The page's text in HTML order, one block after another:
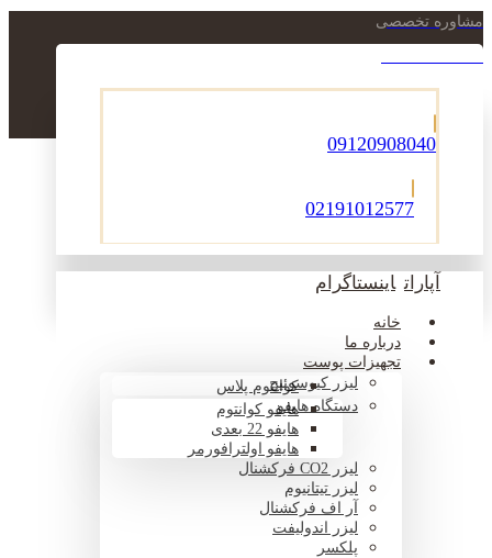
مشاوره تخصصی
09120908040
02191012577
آپارات اینستاگرام
خانه
درباره ما
تجهیزات پوست
لیزر کیوسوئیچکوانتوم پلاس
دستگاه هایفوهایفو کوانتوم
هایفو 22 بعدی
هایفو اولترافورمر
لیزر CO2 فرکشنال
لیزر تیتانیوم
آر اف فرکشنال
لیزر اندولیفت
پلکسر